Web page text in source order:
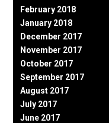
February 2018
January 2018
December 2017
November 2017
October 2017
September 2017
August 2017
July 2017
June 2017